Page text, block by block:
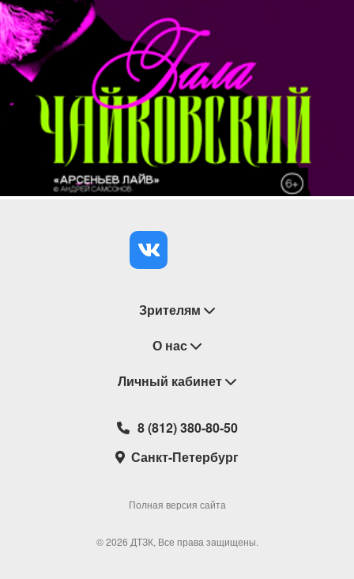
Зрителям
Восстановление билетов
Замена / Отмена / Перенос мероприятий
Возврат билетов
Новости
О нас
О компании
Театральные кассы
Наши партнеры
Школьная программа
Личный кабинет
Избранное
8 (812) 380-80-50
Санкт-Петербург
Полная версия сайта
© 2026 ДТЗК, Все права защищены.